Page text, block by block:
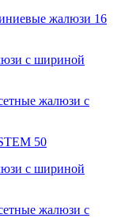
жалюзи 16
с шириной
жалюзи с
50
с шириной
жалюзи с